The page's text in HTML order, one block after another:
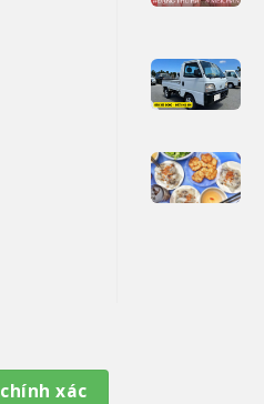
chính xác